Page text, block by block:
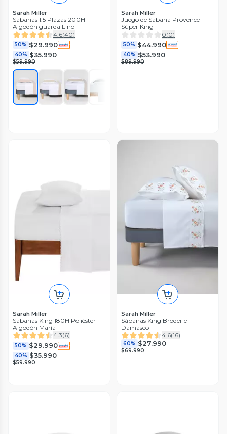
Sarah Miller
Sábanas 1.5 Plazas 200H
Algodón guarda Lino
4.6(40)
50% $29.990
40% $35.990
$59.990
Sarah Miller
Juego de Sábana Provence
Súper King
0(0)
50% $44.990
40% $53.990
$89.990
Sarah Miller
Sábanas King 180H Poliéster
Algodón María
4.3(6)
50% $29.990
40% $35.990
$59.990
Sarah Miller
Sábanas King Broderie
Damasco
4.6(16)
60% $27.990
$69.990